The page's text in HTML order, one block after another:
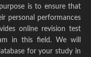
is to ensure that
personal performances
online revision test
in this field. We will
for your study in